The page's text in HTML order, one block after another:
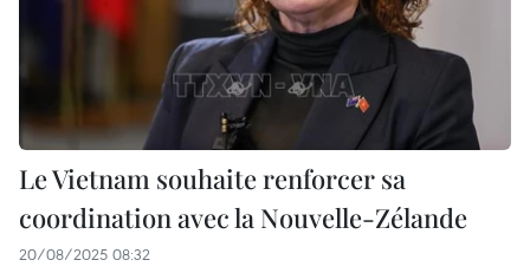
Le Vietnam souhaite renforcer sa
coordination avec la Nouvelle-Zélande
20/08/2025 08:32